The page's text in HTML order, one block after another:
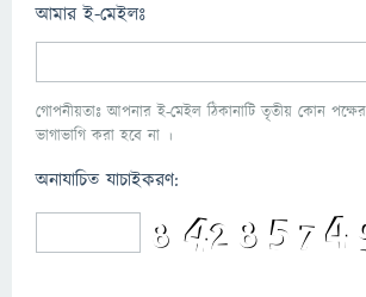
আমার ই-মেইলঃ
গোপনীয়তাঃ আপনার ই-মেইল ঠিকানাটি তৃতীয় কোন
ভাগাভাগি করা হবে না ।
অনাযাচিত যাচাইকরণ: